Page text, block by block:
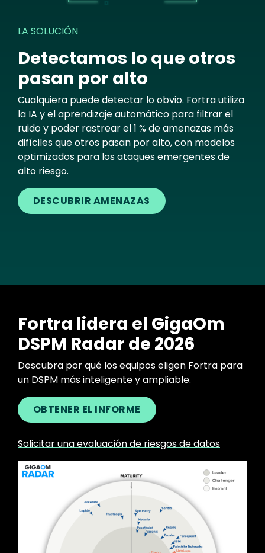
LA SOLUCIÓN
Detectamos lo que otros
pasan por alto
Cualquiera puede detectar lo obvio. Fortra utiliza
la IA y el aprendizaje automático para filtrar el
ruido y poder rastrear el 1 % de amenazas más
difíciles que otros pasan por alto, con modelos
optimizados para los ataques emergentes de
alto riesgo.
DESCUBRIR AMENAZAS
Fortra lidera el GigaOm
DSPM Radar de 2026
Descubra por qué los equipos eligen Fortra para
un DSPM más inteligente y ampliable.
OBTENER EL INFORME
Solicitar una evaluación de riesgos de datos
Image